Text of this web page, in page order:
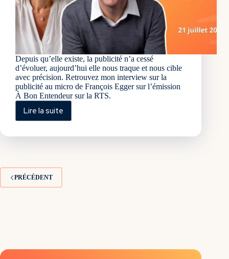
Depuis qu’elle existe, la publicité n’a cessé
d’évoluer, aujourd’hui elle nous traque et nous cible
avec précision. Retrouvez mon interview sur la
publicité au micro de François Egger sur l’émission
À Bon Entendeur sur la RTS.
Lire la suite
Marketing
publicité
pub
nous
traque
PRÉCÉDENT